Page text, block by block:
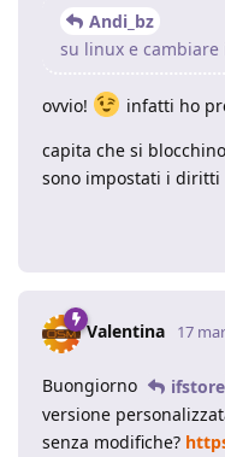
Andi_bz
su linux e
ovvio!
infatti ho
capita che si
sono impostati i diritti
Valentina 17
Buongiorno ifstore
versione
senza modifiche?